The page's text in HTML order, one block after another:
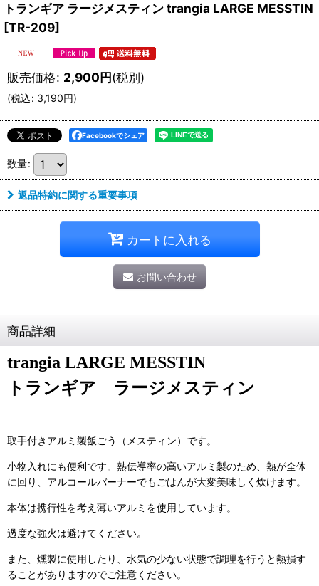
トランギア ラージメスティン trangia LARGE MESSTIN
[TR-209]
販売価格: 2,900円(税別)
(税込: 3,190円)
Facebookでシェア
数量:
返品特約に関する重要事項
カートに入れる
お問い合わせ
商品詳細
trangia LARGE MESSTIN
トランギア ラージメスティン
取手付きアルミ製飯ごう（メスティン）です。
小物入れにも便利です。熱伝導率の高いアルミ製のため、熱が全体
に回り、アルコールバーナーでもごはんが大変美味しく炊けます。
本体は携行性を考え薄いアルミを使用しています。
過度な強火は避けてください。
また、燻製に使用したり、水気の少ない状態で調理を行うと熱損す
ることがありますのでご注意ください。